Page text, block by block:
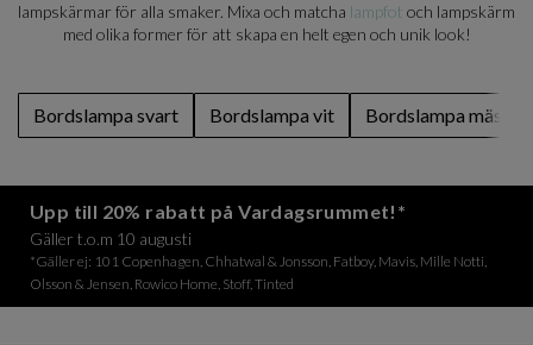
lampskärmar för alla smaker. Mixa och matcha lampfot och lampskärm
med olika former för att skapa en helt egen och unik look!
Bordslampa svart Bordslampa vit Bordslampa
Upp till 20% rabatt på Vardagsrummet!*
Gäller t.o.m 10 augusti
*Gäller ej: 101 Copenhagen, Chhatwal & Jonsson, Fatboy, Mavis, Mille Notti,
Olsson & Jensen, Rowico Home, Stoff, Tinted